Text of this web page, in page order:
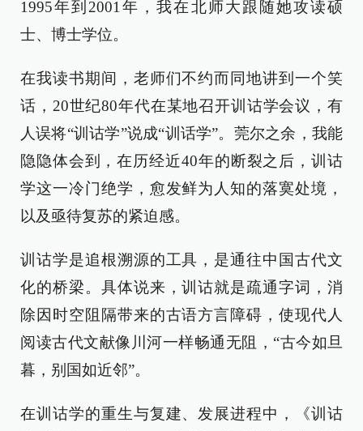
1995年到2001年，我在北师大跟随她攻读硕
士、博士学位。
在我读书期间，老师们不约而同地讲到一个笑
话，20世纪80年代在某地召开训诂学会议，有
人误将“训诂学”说成“训话学”。莞尔之余，我能
隐隐体会到，在历经近40年的断裂之后，训诂
学这一冷门绝学，愈发鲜为人知的落寞处境，
以及亟待复苏的紧迫感。
训诂学是追根溯源的工具，是通往中国古代文
化的桥梁。具体说来，训诂就是疏通字词，消
除因时空阻隔带来的古语方言障碍，使现代人
阅读古代文献像川河一样畅通无阻，“古今如旦
暮，别国如近邻”。
在训诂学的重生与复建、发展进程中，《训诂